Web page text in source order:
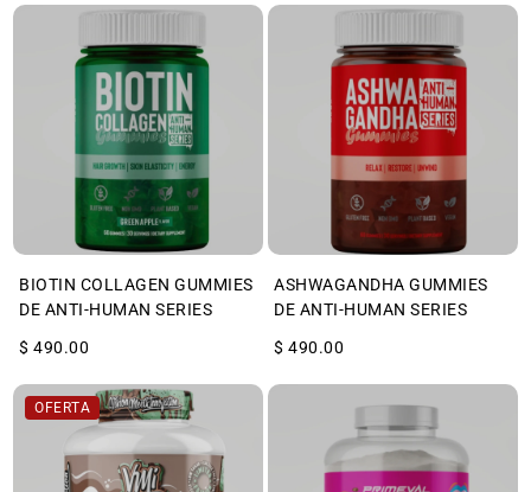
BIOTIN COLLAGEN GUMMIES
DE ANTI-HUMAN SERIES
$ 490.00
ASHWAGANDHA GUMMIES
DE ANTI-HUMAN SERIES
$ 490.00
OFERTA